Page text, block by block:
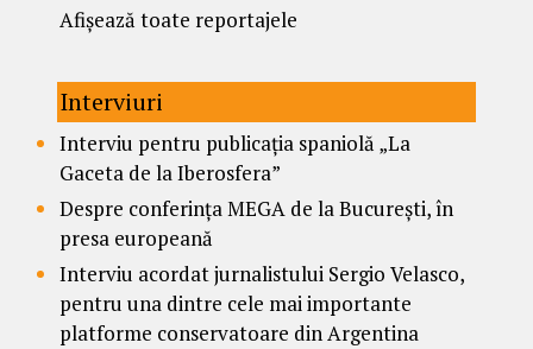
Afișează toate reportajele
Interviuri
Interviu pentru publicația spaniolă „La
Gaceta de la Iberosfera”
Despre conferința MEGA de la București, în
presa europeană
Interviu acordat jurnalistului Sergio Velasco,
pentru una dintre cele mai importante
platforme conservatoare din Argentina